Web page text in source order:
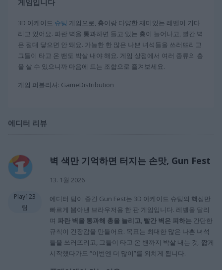
3D 아케이드 슈팅 게임으로, 총이랑 다양한 재미있는 레벨이 기다
리고 있어요. 파란 벽을 통과하면 들고 있는 총이 늘어나고, 빨간 벽
은 절대 닿으면 안 돼요. 가능한 한 많은 나쁜 녀석들을 쓰러뜨리고
그들이 타고 온 밴도 박살 내야 해요. 게임 상점에서 여러 종류의 총
을 살 수 있으니까 마음에 드는 조합으로 즐겨보세요.
게임 퍼블리셔: GameDistribution
에디터 리뷰
Play123
팀
벽 색만 기억하면 터지는 손맛, Gun Fest
13. 1월 2026
에디터 팀이 즐긴 Gun Fest는 3D 아케이드 슈팅의 핵심만
빠르게 뽑아낸 브라우저용 한 판 게임입니다. 레벨을 달리
며 파란 벽을 통과해 총을 늘리고, 빨간 벽은 피하는 간단한
규칙이 긴장감을 만들어요. 목표는 최대한 많은 나쁜 녀석
들을 쓰러뜨리고, 그들이 타고 온 밴까지 박살 내는 것. 짧게
시작했다가도 “이번엔 더 많이”를 외치게 됩니다.